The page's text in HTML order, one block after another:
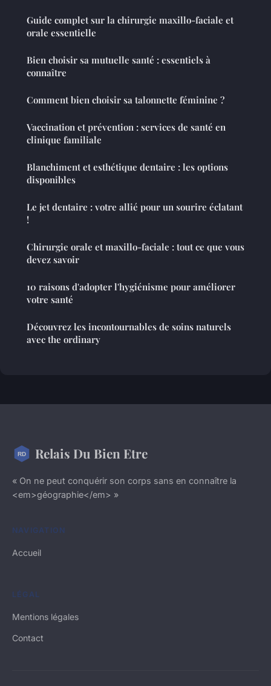
Guide complet sur la chirurgie maxillo-faciale et
orale essentielle
Bien choisir sa mutuelle santé : essentiels à
connaître
Comment bien choisir sa talonnette féminine ?
Vaccination et prévention : services de santé en
clinique familiale
Blanchiment et esthétique dentaire : les options
disponibles
Le jet dentaire : votre allié pour un sourire éclatant
!
Chirurgie orale et maxillo-faciale : tout ce que vous
devez savoir
10 raisons d'adopter l'hygiénisme pour améliorer
votre santé
Découvrez les incontournables de soins naturels
avec the ordinary
Relais Du Bien Etre
« On ne peut conquérir son corps sans en connaître la
<em>géographie</em> »
NAVIGATION
Accueil
LÉGAL
Mentions légales
Contact